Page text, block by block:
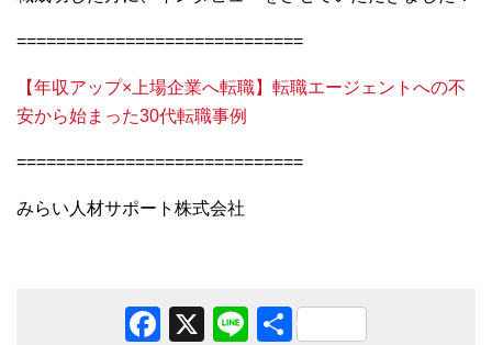
=============================
【年収アップ×上場企業へ転職】転職エージェントへの不
安から始まった30代転職事例
=============================
みらい人材サポート株式会社
Facebook
X Line共